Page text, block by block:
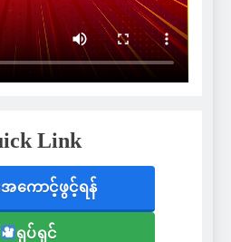
Link
အကောင့်ဖွင့်ရန်
ရုပ်ရှင်